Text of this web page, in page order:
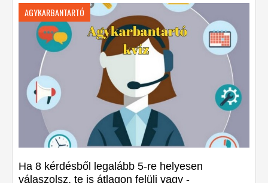
AGYKARBANTARTÓ
Ha 8 kérdésből legalább 5-re helyesen
válaszolsz, te is átlagon felüli vagy -